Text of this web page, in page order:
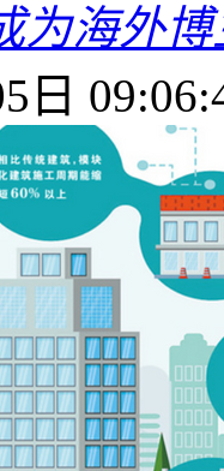
为海外
日